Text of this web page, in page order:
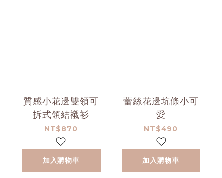
質感小花邊雙領可
拆式領結襯衫
NT$870
加入購物車
蕾絲花邊坑條小可
愛
NT$490
加入購物車